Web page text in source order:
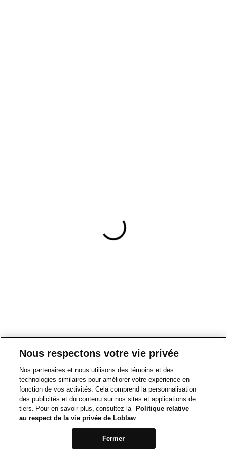
Nous respectons votre vie privée
Nos partenaires et nous utilisons des témoins et des
technologies similaires pour améliorer votre expérience en
fonction de vos activités. Cela comprend la personnalisation
des publicités et du contenu sur nos sites et applications de
tiers. Pour en savoir plus, consultez la
Politique relative
au respect de la vie privée de Loblaw
Fermer